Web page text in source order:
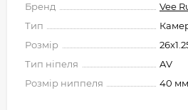
Бренд
Vee
Тип
Розмір
Тип ніпеля
AV
Розмір ниппеля
40 мм